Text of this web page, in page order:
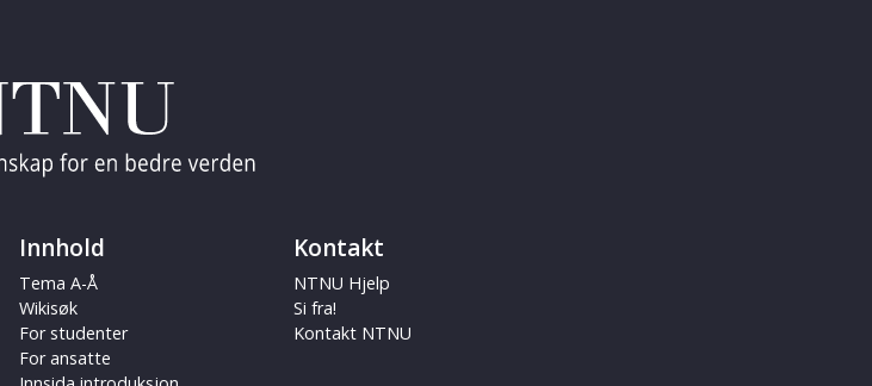
Innhold
Tema A-Å
Wikisøk
For studenter
For ansatte
Kontakt
NTNU Hjelp
Si fra!
Kontakt NTNU